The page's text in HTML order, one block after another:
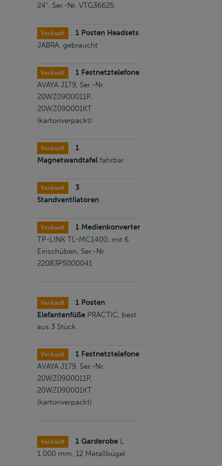
24", Ser.-Nr. VTG36625
Verkauft
1 Posten Headsets
JABRA, gebraucht
Verkauft
1 Festnetztelefone
AVAYA J179, Ser.-Nr.
20WZ0900011P,
20WZ090001KT
(kartonverpackt)
Verkauft
1
Magnetwandtafel fahrbar
Verkauft
3
Standventilatoren
Verkauft
1 Medienkonverter
TP-LINK TL-MC1400, mit 6
Einschüben, Ser.-Nr.
22083P5000041
Verkauft
1 Posten
Elefantenfüße PRACTIC, best.
aus 3 Stück
Verkauft
1 Festnetztelefone
AVAYA J179, Ser.-Nr.
20WZ0900011P,
20WZ090001KT
(kartonverpackt)
Verkauft 1 Garderobe L
1.000 mm, 12 Metallbügel